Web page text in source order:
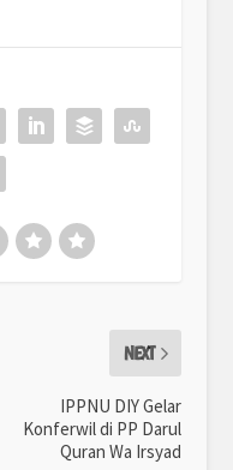
NEXT
IPPNU DIY Gelar
Konferwil di PP Darul
Quran Wa Irsyad